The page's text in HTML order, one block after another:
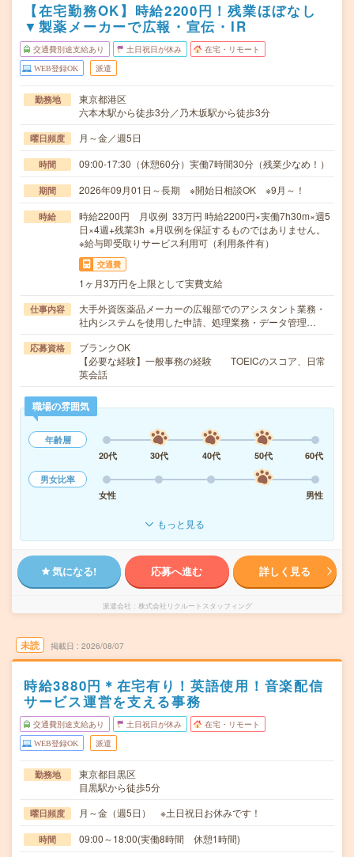
【在宅勤務OK】時給2200円！残業ほぼなし
▼製薬メーカーで広報・宣伝・IR
交通費別途支給あり 土日祝日が休み 在宅・リモート
WEB登録OK 派遣
勤務地
東京都港区
六本木駅から徒歩3分／乃木坂駅から徒歩3分
曜日頻度 月～金／週5日
時間 09:00-17:30（休憩60分）実働7時間30分（残業少なめ！）
期間 2026年09月01日～長期 ※開始日相談OK ※9月～！
時給
時給2200円 月収例 33万円 時給2200円×実働7h30m×週5
日×4週+残業3h ※月収例を保証するものではありません。
※給与即受取りサービス利用可（利用条件有）
交通費
1ヶ月3万円を上限として実費支給
仕事内容
大手外資医薬品メーカーの広報部でのアシスタント業務・
社内システムを使用した申請、処理業務・データ管理…
応募資格
ブランクOK
【必要な経験】一般事務の経験 TOEICのスコア、日常
英会話
職場の雰囲気
年齢層
20代
30代 40代 50代
60代
男女比率
女性
男性
もっと見る
気になる! 応募へ進む 詳しく見る
派遣会社 株式会社リクルートスタッフィング
未読 掲載日 2026/08/07
時給3880円＊在宅有り！英語使用！音楽配信
サービス運営を支える事務
交通費別途支給あり 土日祝日が休み 在宅・リモート
WEB登録OK 派遣
勤務地
東京都目黒区
目黒駅から徒歩5分
曜日頻度 月～金（週5日） ※土日祝日お休みです！
時間 09:00～18:00(実働8時間 休憩1時間)